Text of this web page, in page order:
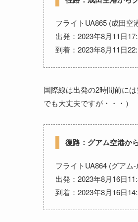
フライトUA865 (成田空
出発：2023年8月11日
到着：2023年8月11日
国際線は出発の2時間前に
でも大丈夫ですが・・・）
復路：グアム空港か
フライトUA864 (グアム
出発：2023年8月16日
到着：2023年8月16日